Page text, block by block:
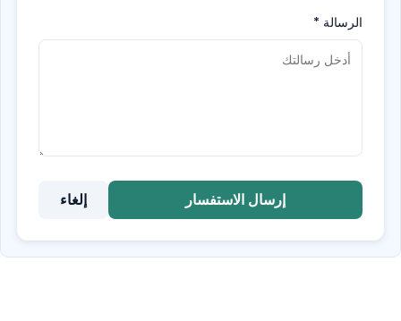
الرسالة *
إرسال الاستفسار إلغاء